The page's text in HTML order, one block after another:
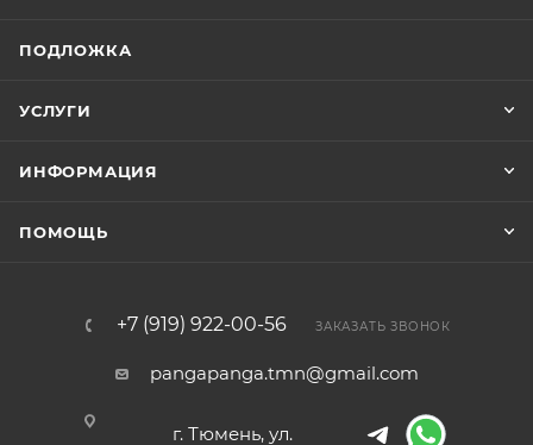
ПОДЛОЖКА
УСЛУГИ
ИНФОРМАЦИЯ
ПОМОЩЬ
+7 (919) 922-00-56 ЗАКАЗАТЬ ЗВОНОК
pangapanga.tmn@gmail.com
г. Тюмень, ул.